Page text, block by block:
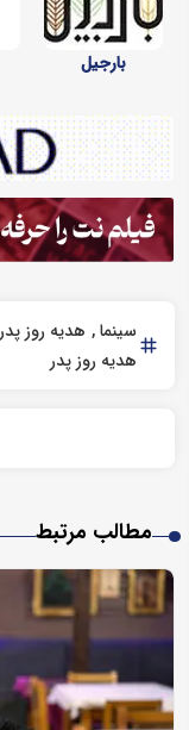
بارجیل
سینما هدیه روز پدر
هدیه روز پدر
مطالب مرتبط